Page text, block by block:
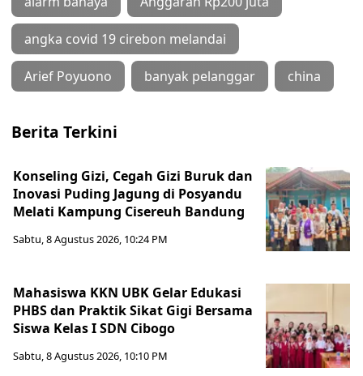
angka covid 19 cirebon melandai
Arief Poyuono banyak pelanggar china
Berita Terkini
Konseling Gizi, Cegah Gizi Buruk dan
Inovasi Puding Jagung di Posyandu
Melati Kampung Cisereuh Bandung
Sabtu, 8 Agustus 2026, 10:24 PM
Mahasiswa KKN UBK Gelar Edukasi
PHBS dan Praktik Sikat Gigi Bersama
Siswa Kelas I SDN Cibogo
Sabtu, 8 Agustus 2026, 10:10 PM